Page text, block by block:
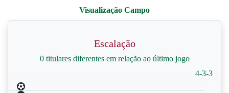
Escalação
0 titulares diferentes em relação ao último jogo
4-3-3